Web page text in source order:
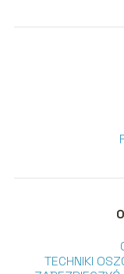
TECHNIKI